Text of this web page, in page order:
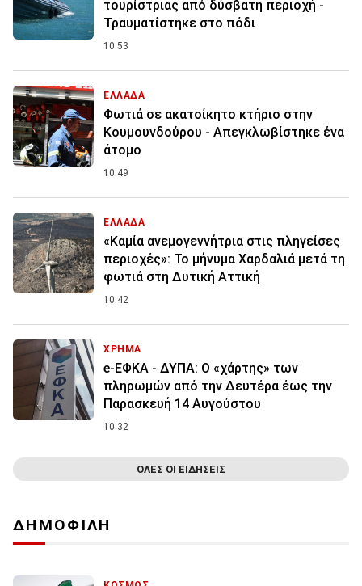
τουρίστριας από δύσβατη περιοχή -
Τραυματίστηκε στο πόδι
10:53
ΕΛΛΑΔΑ
Φωτιά σε ακατοίκητο κτήριο στην
Κουμουνδούρου - Απεγκλωβίστηκε ένα
άτομο
10:49
ΕΛΛΑΔΑ
«Καμία ανεμογεννήτρια στις πληγείσες
περιοχές»: Το μήνυμα Χαρδαλιά μετά τη
φωτιά στη Δυτική Αττική
10:42
ΧΡΗΜΑ
e-ΕΦΚΑ - ΔΥΠΑ: Ο «χάρτης» των
πληρωμών από την Δευτέρα έως την
Παρασκευή 14 Αυγούστου
10:32
ΟΛΕΣ ΟΙ ΕΙΔΗΣΕΙΣ
ΔΗΜΟΦΙΛΗ